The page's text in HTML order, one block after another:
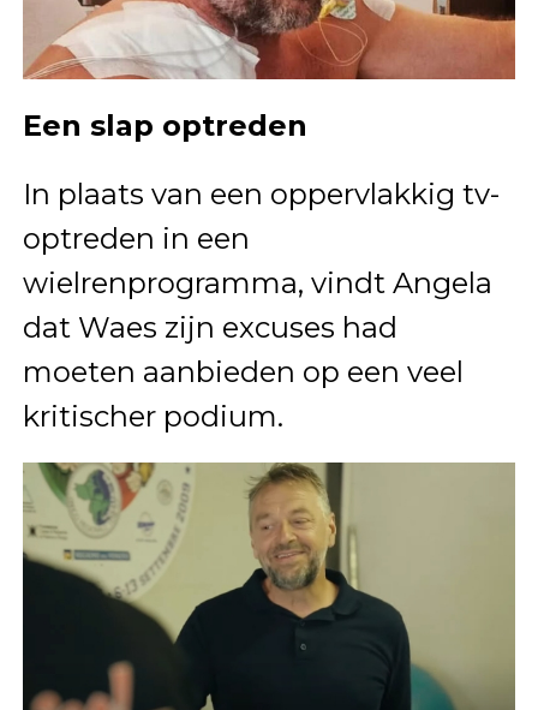
Een slap optreden
In plaats van een oppervlakkig tv-
optreden in een
wielrenprogramma, vindt Angela
dat Waes zijn excuses had
moeten aanbieden op een veel
kritischer podium.